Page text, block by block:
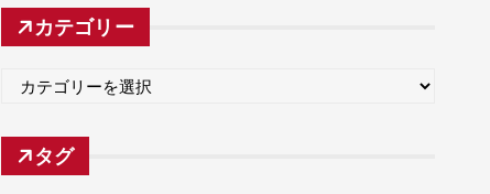
カ
イ
カテゴリー
ゴ
リ
タグ